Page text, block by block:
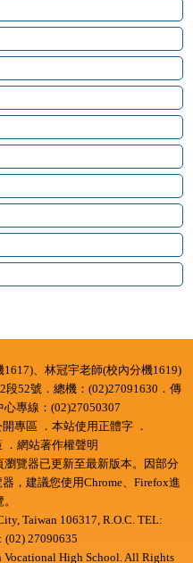
、林冠宇老師(校內分機1619)
52號．總機：(02)27091630．傳
專線：(02)27050307
開專區 ．本站使用正體字 ．
．網站著作權聲明
覽器已更新至最新版本。因部分
，建議您使用Chrome、Firefox進
Taiwan 106317, R.O.C. TEL:
(02) 27090635
High School. All Rights